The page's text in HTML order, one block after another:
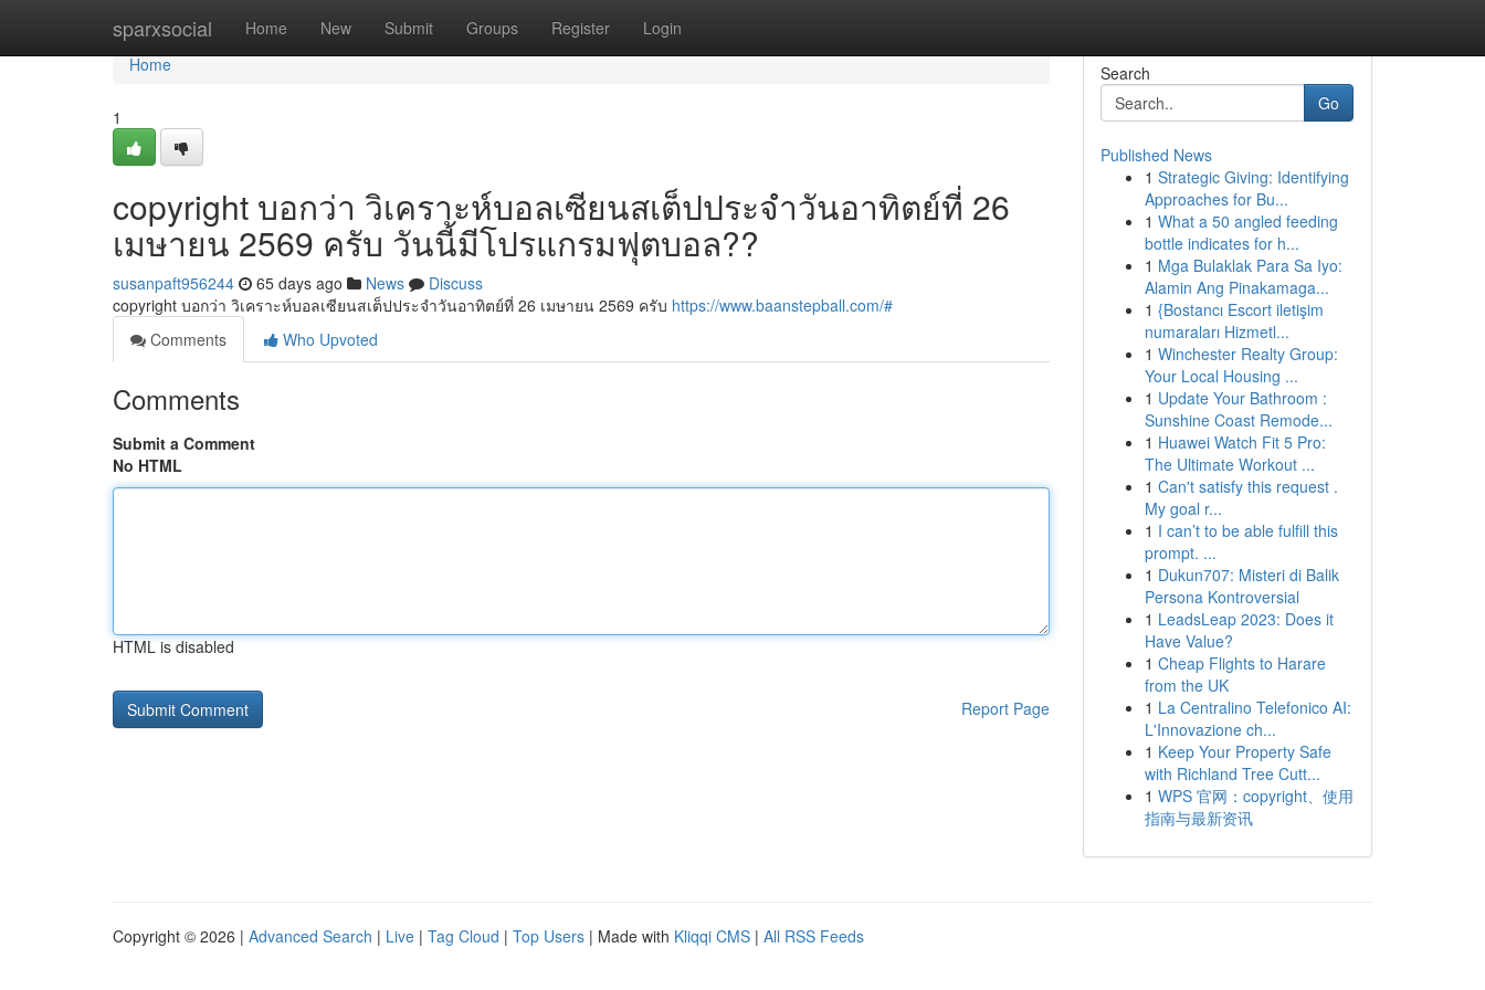
sparxsocial Home New Submit Groups Register Login
Home
Home
1
copyright บอกว่า วิเคราะห์บอลเซียนสเต็ปประจำวันอาทิตย์ที่ 26
เมษายน 2569 ครับ วันนี้มีโปรแกรมฟุตบอล??
susanpaft956244 65 days ago News
Discuss
copyright บอกว่า วิเคราะห์บอลเซียนสเต็ปประจำวันอาทิตย์ที่ 26 เมษายน 2569 ครับ https://www.baanstepball.com/#
Comments
Who Upvoted
Comments
Submit a Comment
No HTML
HTML is disabled
Report Page
Search
Go
Published News
1 Strategic Giving: Identifying
Approaches for Bu...
1 What a 50 angled feeding
bottle indicates for h...
1 Mga Bulaklak Para Sa Iyo:
Alamin Ang Pinakamaga...
1 {Bostancı Escort iletişim
numaraları Hizmetl...
1 Winchester Realty Group:
Your Local Housing ...
1 Update Your Bathroom :
Sunshine Coast Remode...
1 Huawei Watch Fit 5 Pro:
The Ultimate Workout ...
1 Can't satisfy this request .
My goal r...
1 I can’t to be able fulfill this
prompt. ...
1 Dukun707: Misteri di Balik
Persona Kontroversial
1 LeadsLeap 2023: Does it
Have Value?
1 Cheap Flights to Harare
from the UK
1 La Centralino Telefonico AI:
L'Innovazione ch...
1 Keep Your Property Safe
with Richland Tree Cutt...
1 WPS 官网：copyright、使用
指南与最新资讯
Copyright © 2026 | Advanced Search | Live | Tag Cloud | Top Users | Made with Kliqqi CMS | All RSS Feeds